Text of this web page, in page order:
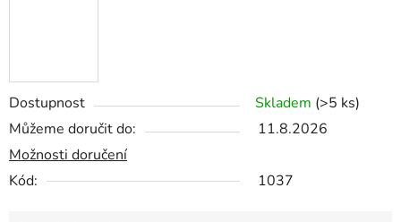
Dostupnost Skladem (>5 ks)
Můžeme doručit do:
11.8.2026
Možnosti doručení
Kód:
1037